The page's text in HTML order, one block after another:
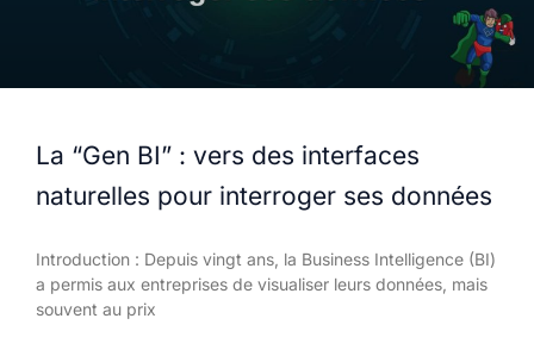
La “Gen BI” : vers des interfaces
naturelles pour interroger ses données
Introduction : Depuis vingt ans, la Business Intelligence (BI)
a permis aux entreprises de visualiser leurs données, mais
souvent au prix